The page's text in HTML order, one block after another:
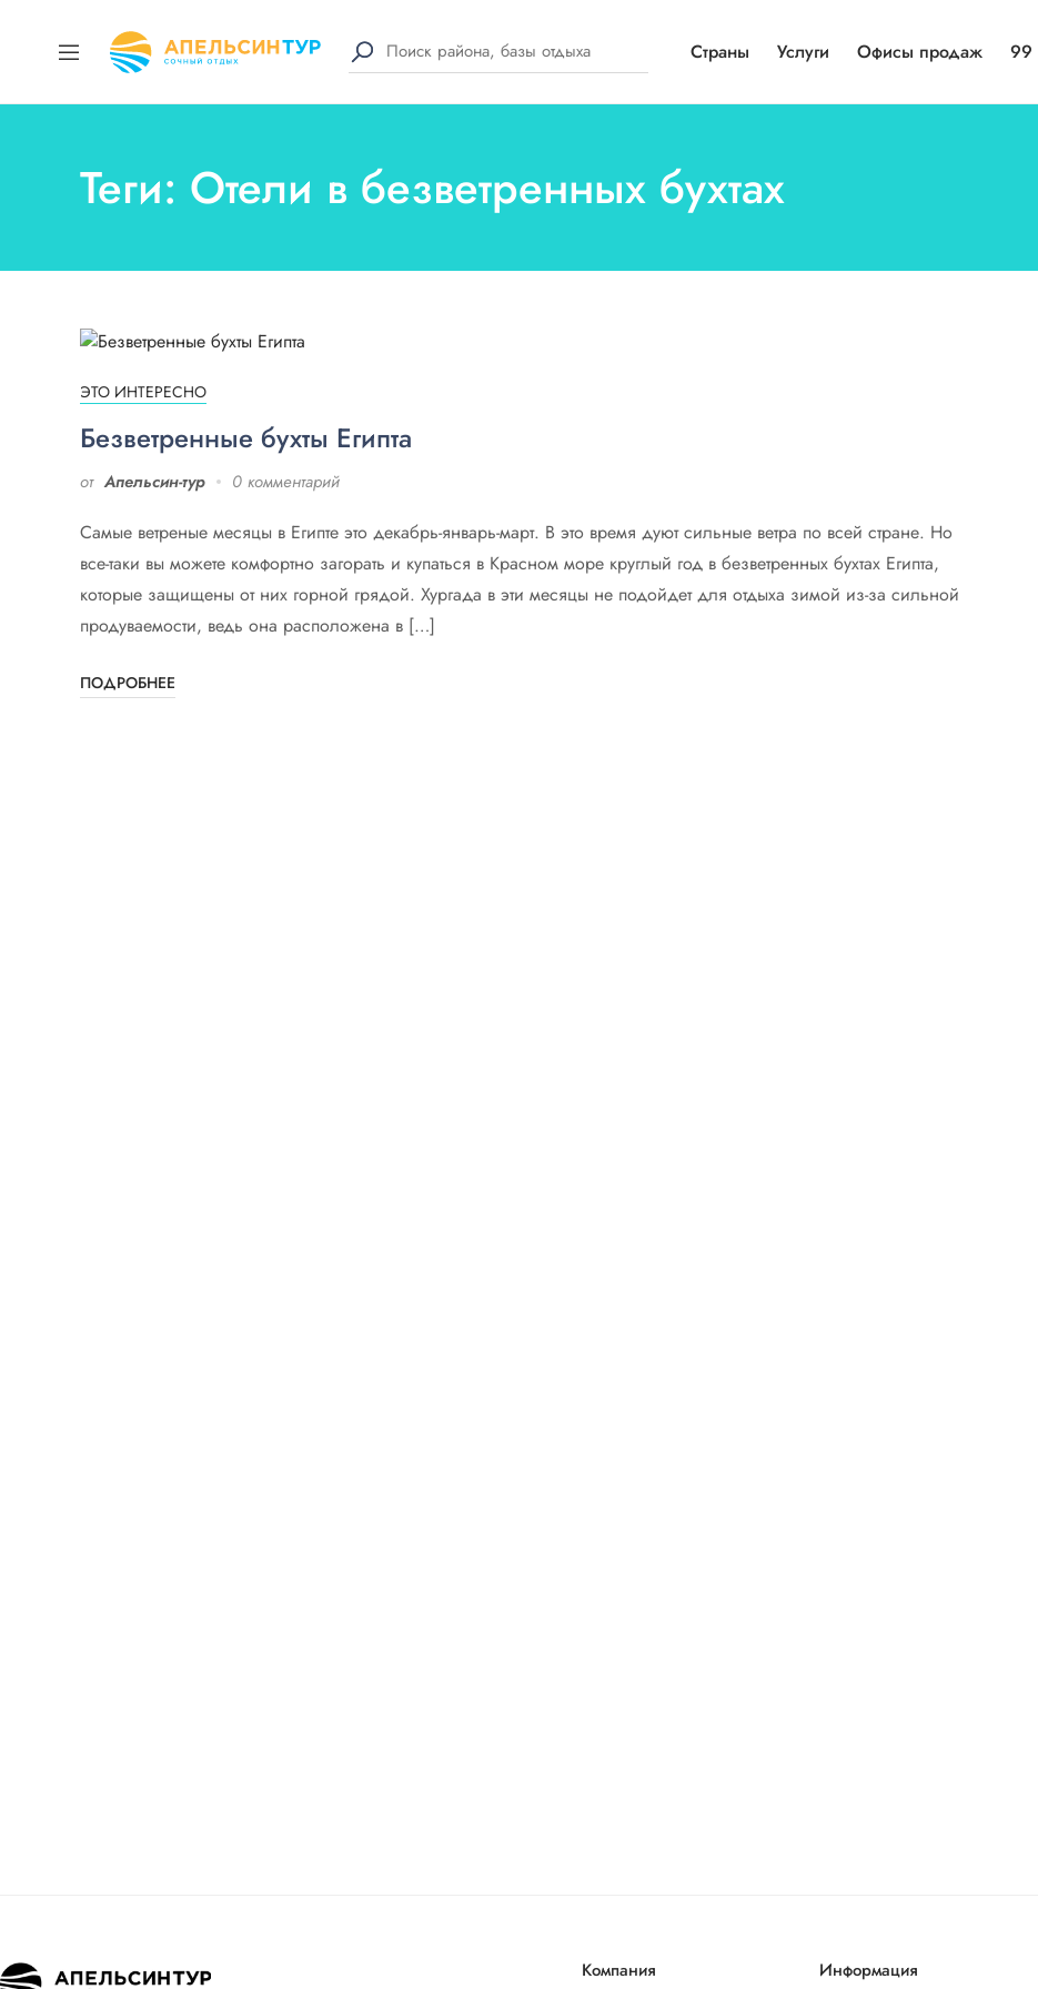
Страны Услуги Офисы продаж 99
Теги: Отели в безветренных бухтах
ЭТО ИНТЕРЕСНО
Безветренные бухты Египта
от Апельсин-тур 0 комментарий
Самые ветреные месяцы в Египте это декабрь-январь-март. В это время дуют сильные ветра по всей стране. Но
все-таки вы можете комфортно загорать и купаться в Красном море круглый год в безветренных бухтах Египта,
которые защищены от них горной грядой. Хургада в эти месяцы не подойдет для отдыха зимой из-за сильной
продуваемости, ведь она расположена в […]
ПОДРОБНЕЕ
Компания Информация